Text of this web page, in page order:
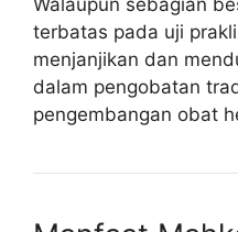
Walaupun sebagian
terbatas pada uji
menjanjikan dan
dalam pengobatan
pengembangan obat